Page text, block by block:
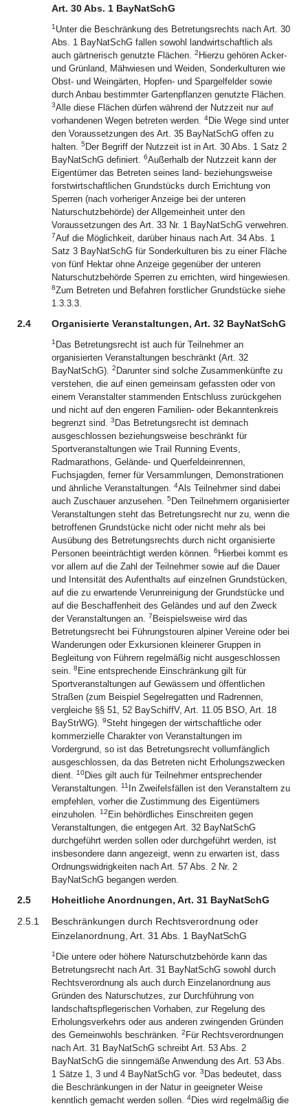
Art. 30 Abs. 1 BayNatSchG
1Unter die Beschränkung des Betretungsrechts nach Art. 30
Abs. 1 BayNatSchG fallen sowohl landwirtschaftlich als
auch gärtnerisch genutzte Flächen. 2 Hierzu gehören Acker-
und Grünland, Mähwiesen und Weiden, Sonderkulturen wie
Obst- und Weingärten, Hopfen- und Spargelfelder sowie
durch Anbau bestimmter Gartenpflanzen genutzte Flächen.
3Alle diese Flächen dürfen während der Nutzzeit nur auf
vorhandenen Wegen betreten werden. 4Die Wege sind unter
den Voraussetzungen des Art. 35 BayNatSchG offen zu
halten. 5 Der Begriff der Nutzzeit ist in Art. 30 Abs. 1 Satz 2
BayNatSchG definiert. 6Außerhalb der Nutzzeit kann der
Eigentümer das Betreten seines land- beziehungsweise
forstwirtschaftlichen Grundstücks durch Errichtung von
Sperren (nach vorheriger Anzeige bei der unteren
Naturschutzbehörde) der Allgemeinheit unter den
Voraussetzungen des Art. 33 Nr. 1 BayNatSchG verwehren.
7Auf die Möglichkeit, darüber hinaus nach Art. 34 Abs. 1
Satz 3 BayNatSchG für Sonderkulturen bis zu einer Fläche
von fünf Hektar ohne Anzeige gegenüber der unteren
Naturschutzbehörde Sperren zu errichten, wird hingewiesen.
8Zum Betreten und Befahren forstlicher Grundstücke siehe
1.3.3.3.
2.4 Organisierte Veranstaltungen, Art. 32 BayNatSchG
1 Das Betretungsrecht ist auch für Teilnehmer an
organisierten Veranstaltungen beschränkt (Art. 32
BayNatSchG). 2 Darunter sind solche Zusammenkünfte zu
verstehen, die auf einen gemeinsam gefassten oder von
einem Veranstalter stammenden Entschluss zurückgehen
und nicht auf den engeren Familien- oder Bekanntenkreis
begrenzt sind. 3 Das Betretungsrecht ist demnach
ausgeschlossen beziehungsweise beschränkt für
Sportveranstaltungen wie Trail Running Events,
Radmarathons, Gelände- und Querfeldeinrennen,
Fuchsjagden, ferner für Versammlungen, Demonstrationen
und ähnliche Veranstaltungen. 4Als Teilnehmer sind dabei
auch Zuschauer anzusehen. 5 Den Teilnehmern organisierter
Veranstaltungen steht das Betretungsrecht nur zu, wenn die
betroffenen Grundstücke nicht oder nicht mehr als bei
Ausübung des Betretungsrechts durch nicht organisierte
Personen beeinträchtigt werden können. 6 Hierbei kommt es
vor allem auf die Zahl der Teilnehmer sowie auf die Dauer
und Intensität des Aufenthalts auf einzelnen Grundstücken,
auf die zu erwartende Verunreinigung der Grundstücke und
auf die Beschaffenheit des Geländes und auf den Zweck
der Veranstaltungen an. 7 Beispielsweise wird das
Betretungsrecht bei Führungstouren alpiner Vereine oder bei
Wanderungen oder Exkursionen kleinerer Gruppen in
Begleitung von Führern regelmäßig nicht ausgeschlossen
sein. 8 Eine entsprechende Einschränkung gilt für
Sportveranstaltungen auf Gewässern und öffentlichen
Straßen (zum Beispiel Segelregatten und Radrennen,
vergleiche §§ 51, 52 BaySchiffV, Art. 11.05 BSO, Art. 18
BayStrWG). 9Steht hingegen der wirtschaftliche oder
kommerzielle Charakter von Veranstaltungen im
Vordergrund, so ist das Betretungsrecht vollumfänglich
ausgeschlossen, da das Betreten nicht Erholungszwecken
dient. 10Dies gilt auch für Teilnehmer entsprechender
Veranstaltungen. 11 In Zweifelsfällen ist den Veranstaltern zu
empfehlen, vorher die Zustimmung des Eigentümers
einzuholen. 12 Ein behördliches Einschreiten gegen
Veranstaltungen, die entgegen Art. 32 BayNatSchG
durchgeführt werden sollen oder durchgeführt werden, ist
insbesondere dann angezeigt, wenn zu erwarten ist, dass
Ordnungswidrigkeiten nach Art. 57 Abs. 2 Nr. 2
BayNatSchG begangen werden.
2.5
Hoheitliche Anordnungen, Art. 31 BayNatSchG
2.5.1
Beschränkungen durch Rechtsverordnung oder
Einzelanordnung, Art. 31 Abs. 1 BayNatSchG
1 Die untere oder höhere Naturschutzbehörde kann das
Betretungsrecht nach Art. 31 BayNatSchG sowohl durch
Rechtsverordnung als auch durch Einzelanordnung aus
Gründen des Naturschutzes, zur Durchführung von
landschaftspflegerischen Vorhaben, zur Regelung des
Erholungsverkehrs oder aus anderen zwingenden Gründen
des Gemeinwohls beschränken. 2 Für Rechtsverordnungen
nach Art. 31 BayNatSchG schreibt Art. 53 Abs. 2
BayNatSchG die sinngemäße Anwendung des Art. 53 Abs.
1 Sätze 1, 3 und 4 BayNatSchG vor. 3 Das bedeutet, dass
die Beschränkungen in der Natur in geeigneter Weise
kenntlich gemacht werden sollen. 4Dies wird regelmäßig die